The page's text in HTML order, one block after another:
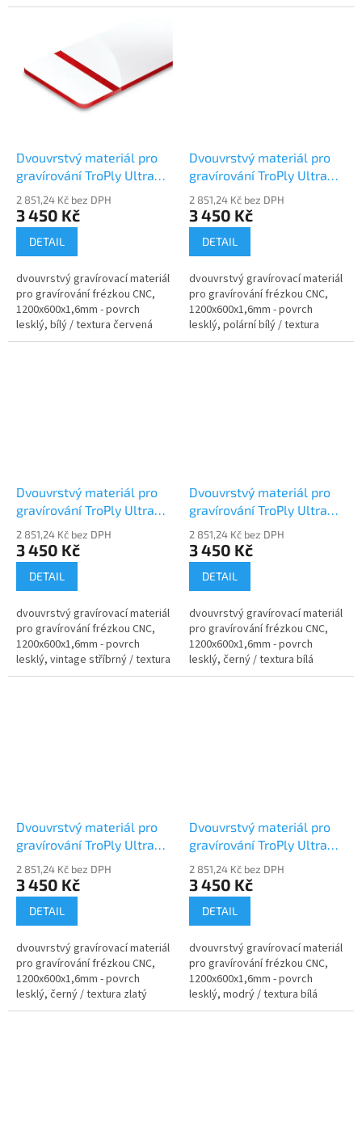
Dvouvrstvý materiál pro
gravírování TroPly Ultra
PH206-206
2 851,24 Kč bez DPH
3 450 Kč
DETAIL
dvouvrstvý gravírovací materiál
pro gravírování frézkou CNC,
1200x600x1,6mm - povrch
lesklý, bílý / textura červená
Dvouvrstvý materiál pro
gravírování TroPly Ultra
PH234-206
2 851,24 Kč bez DPH
3 450 Kč
DETAIL
dvouvrstvý gravírovací materiál
pro gravírování frézkou CNC,
1200x600x1,6mm - povrch
lesklý, polární bílý / textura
černá
Dvouvrstvý materiál pro
gravírování TroPly Ultra
PH384-206
2 851,24 Kč bez DPH
3 450 Kč
DETAIL
dvouvrstvý gravírovací materiál
pro gravírování frézkou CNC,
1200x600x1,6mm - povrch
lesklý, vintage stříbrný / textura
černá
Dvouvrstvý materiál pro
gravírování TroPly Ultra
PH402-206
2 851,24 Kč bez DPH
3 450 Kč
DETAIL
dvouvrstvý gravírovací materiál
pro gravírování frézkou CNC,
1200x600x1,6mm - povrch
lesklý, černý / textura bílá
Dvouvrstvý materiál pro
gravírování TroPly Ultra
2 851,24 Kč bez DPH
3 450 Kč
DETAIL
dvouvrstvý gravírovací materiál
pro gravírování frézkou CNC,
1200x600x1,6mm - povrch
lesklý, černý / textura zlatý
Dvouvrstvý materiál pro
gravírování TroPly Ultra
2 851,24 Kč bez DPH
3 450 Kč
DETAIL
dvouvrstvý gravírovací materiál
pro gravírování frézkou CNC,
1200x600x1,6mm - povrch
lesklý, modrý / textura bílá